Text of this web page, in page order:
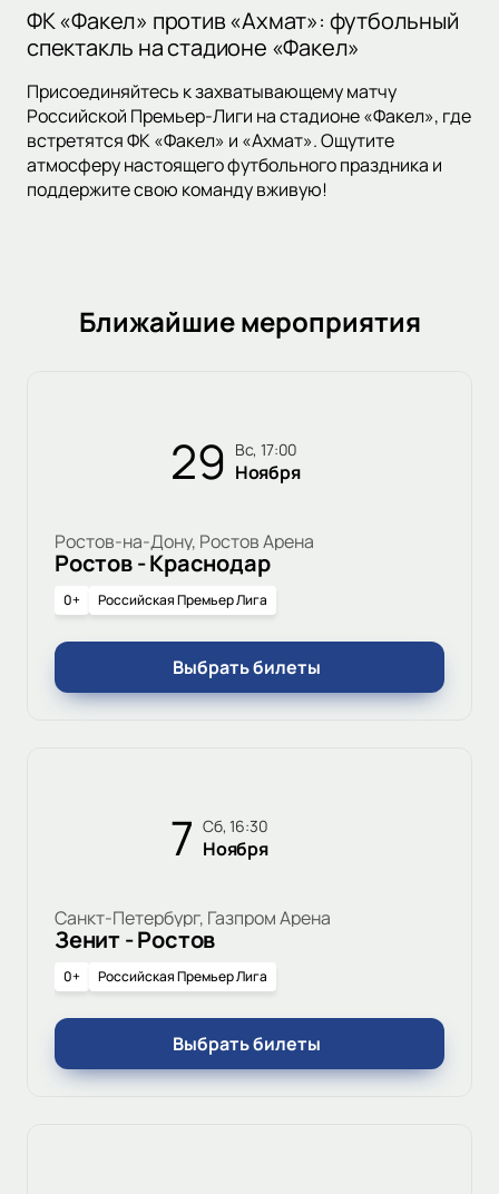
ФК «Факел» против «Ахмат»: футбольный
спектакль на стадионе «Факел»
Присоединяйтесь к захватывающему матчу
Российской Премьер-Лиги на стадионе «Факел», где
встретятся ФК «Факел» и «Ахмат». Ощутите
атмосферу настоящего футбольного праздника и
поддержите свою команду вживую!
Ближайшие мероприятия
29 вс, 17:00
Ноября
Ростов-на-Дону, Ростов Арена
Ростов - Краснодар
0+ Российская Премьер Лига
Выбрать билеты
7 сб, 16:30
Ноября
Санкт-Петербург, Газпром Арена
Зенит - Ростов
0+ Российская Премьер Лига
Выбрать билеты